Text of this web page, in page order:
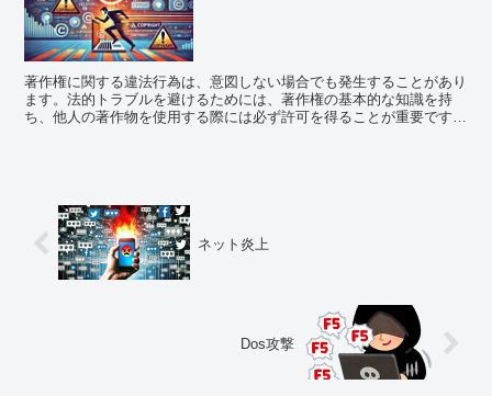
著作権に関する違法行為は、意図しない場合でも発生することがあり
ます。法的トラブルを避けるためには、著作権の基本的な知識を持
ち、他人の著作物を使用する際には必ず許可を得ることが重要です。
ネット炎上
Dos攻撃